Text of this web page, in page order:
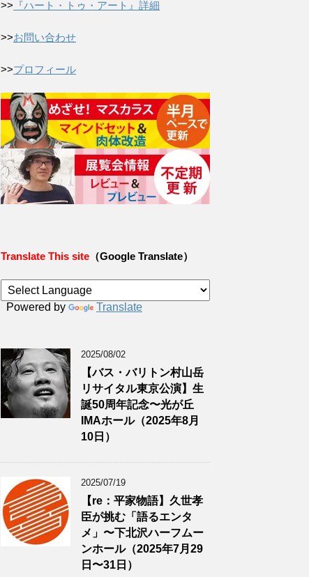
>> 『ハート・トゥ・アート』詳細
>>お問い合わせ
>>プロフィール
Translate This site （Google Translate）
Powered by Translate
2025/08/02
【バス・バリトン村山岳
リサイタル東京公演】生
誕50周年記念〜光が丘
IMAホール（2025年8月
10日）
2025/07/19
【re：平家物語】久世孝
臣が挑む「語るエンタ
メ」〜下北沢ハーフムー
ンホール（2025年7月29
日〜31日）